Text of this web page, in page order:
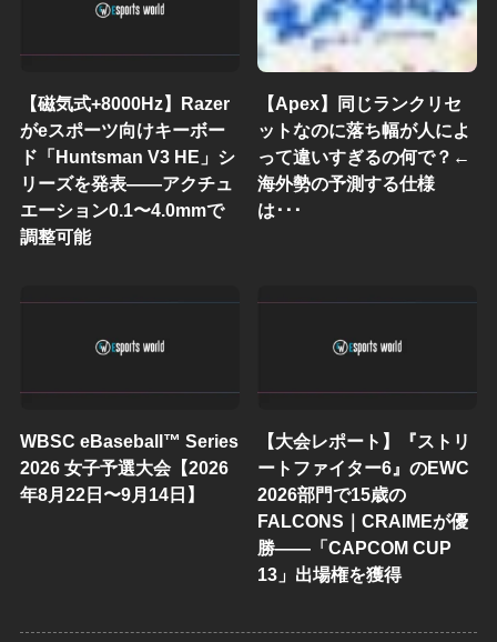
【磁気式+8000Hz】Razer
がeスポーツ向けキーボー
ド「Huntsman V3 HE」シ
リーズを発表——アクチュ
エーション0.1〜4.0mmで
調整可能
【Apex】同じランクリセ
ットなのに落ち幅が人によ
って違いすぎるの何で？←
海外勢の予測する仕様
は･･･
WBSC eBaseball™ Series
2026 女子予選大会【2026
年8月22日〜9月14日】
【大会レポート】『ストリ
ートファイター6』のEWC
2026部門で15歳の
FALCONS｜CRAIMEが優
勝——「CAPCOM CUP
13」出場権を獲得